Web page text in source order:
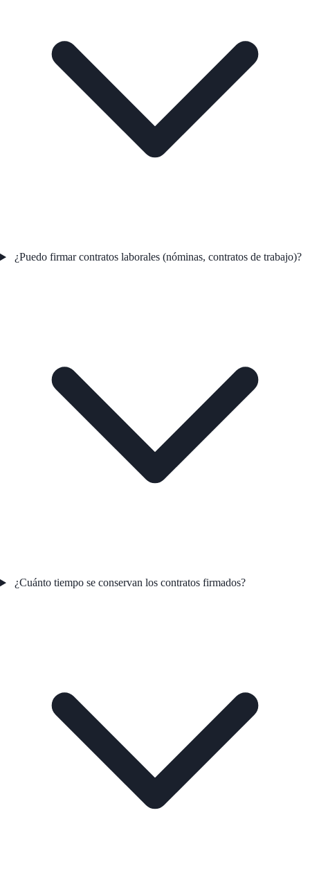
¿Puedo firmar contratos laborales (nóminas, contratos de trabajo)?
¿Cuánto tiempo se conservan los contratos firmados?